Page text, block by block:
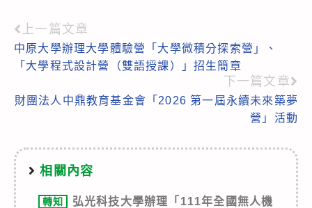
Read
more
上一篇文章
中原大學辦理大學體驗營「大學微積分探索營」、
「大學程式設計營（雙語授課）」招生簡章
下一篇文章
財團法人中鼎教育基金會「2026 第一屆永續未來築夢
營」活動
相關內容
轉知
弘光科技大學辦理「111年全國無人機